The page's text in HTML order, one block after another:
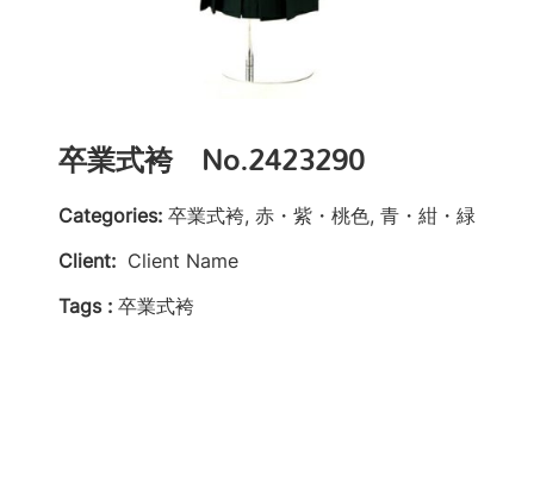
卒業式袴 No.2423290
Categories: 卒業式袴, 赤・紫・桃色, 青・紺・緑
Client: Client Name
Tags : 卒業式袴